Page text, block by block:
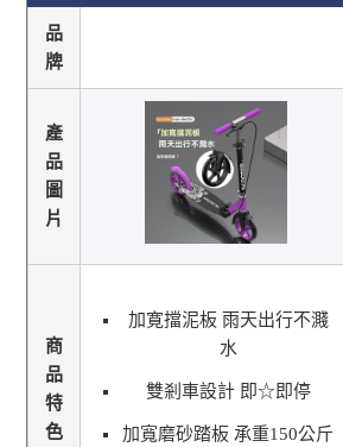
品
牌
產
品
圖
片
商
品
特
色
加寛擋泥板 雨天出行不濺
水
雙剎車設計 即☆即停
加寬磨砂踏板 承重150公斤